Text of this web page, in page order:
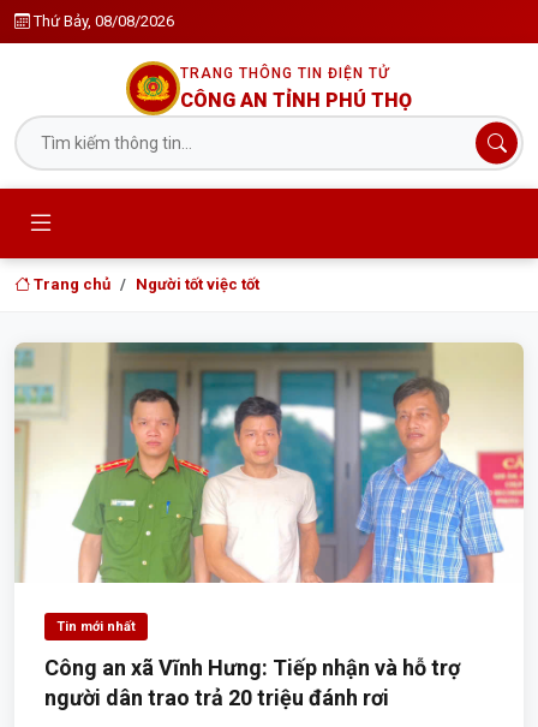
Thứ Bảy, 08/08/2026
TRANG THÔNG TIN ĐIỆN TỬ
CÔNG AN TỈNH PHÚ THỌ
Trang chủ Người tốt việc tốt
Tin mới nhất
Công an xã Vĩnh Hưng: Tiếp nhận và hỗ trợ
người dân trao trả 20 triệu đánh rơi